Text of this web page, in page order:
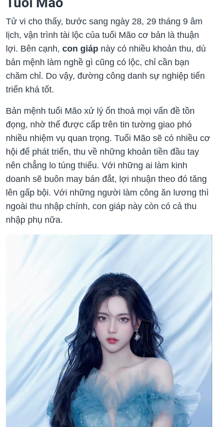
Tử vi cho thấy, bước sang ngày 28, 29 tháng 9 âm
lịch, vận trình tài lộc của tuổi Mão cơ bản là thuận
lợi. Bên cạnh, con giáp này có nhiều khoản thu, dù
bản mệnh làm nghề gì cũng có lộc, chỉ cần bạn
chăm chỉ. Do vậy, đường công danh sự nghiệp tiến
triển khá tốt.
Bản mệnh tuổi Mão xử lý ổn thoả mọi vấn đề tồn
đọng, nhờ thế được cấp trên tin tường giao phó
nhiều nhiệm vụ quan trọng. Tuổi Mão sẽ có nhiều cơ
hội để phát triển, thu về những khoản tiền đầu tay
nên chẳng lo túng thiếu. Với những ai làm kinh
doanh sẽ buôn may bán đắt, lợi nhuận theo đó tăng
lên gấp bội. Với những người làm công ăn lương thì
ngoài thu nhập chính, con giáp này còn có cả thu
nhập phụ nữa.